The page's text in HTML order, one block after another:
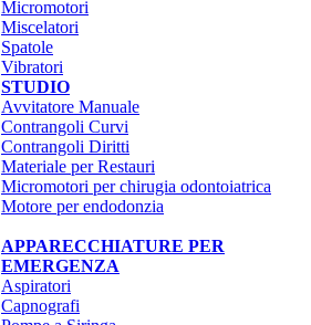
Micromotori
Miscelatori
Spatole
Vibratori
STUDIO
Avvitatore Manuale
Contrangoli Curvi
Contrangoli Diritti
Materiale per Restauri
Micromotori per chirugia odontoiatrica
Motore per endodonzia
APPARECCHIATURE PER
EMERGENZA
Aspiratori
Capnografi